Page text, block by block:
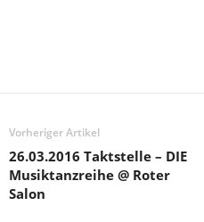
Vorheriger Artikel
26.03.2016 Taktstelle – DIE
Musiktanzreihe @ Roter
Salon